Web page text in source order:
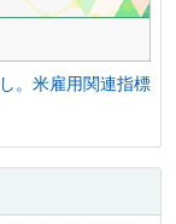
。米雇用関連指標